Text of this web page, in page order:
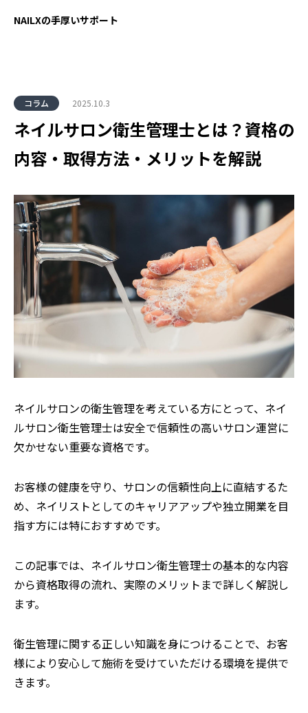
NAILXの手厚いサポート
コラム 2025.10.3
ネイルサロン衛生管理士とは？資格の
内容・取得方法・メリットを解説
ネイルサロンの衛生管理を考えている方にとって、ネイ
ルサロン衛生管理士は安全で信頼性の高いサロン運営に
欠かせない重要な資格です。
お客様の健康を守り、サロンの信頼性向上に直結するた
め、ネイリストとしてのキャリアアップや独立開業を目
指す方には特におすすめです。
この記事では、ネイルサロン衛生管理士の基本的な内容
から資格取得の流れ、実際のメリットまで詳しく解説し
ます。
衛生管理に関する正しい知識を身につけることで、お客
様により安心して施術を受けていただける環境を提供で
きます。